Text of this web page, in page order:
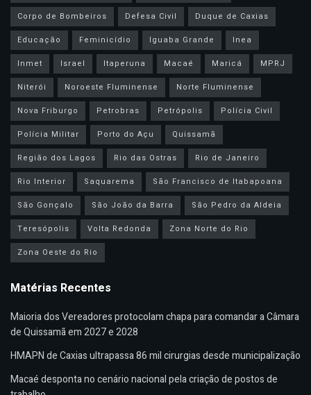
Corpo de Bombeiros
Defesa Civil
Duque de Caxias
Educação
Feminicídio Iguaba Grande
Inea
Inmet
Israel Itaperuna Macaé Maricá
MPRJ
Niterói
Noroeste Fluminense
Norte Fluminense
Nova Friburgo
Petrobras Petrópolis
Polícia Civil
Polícia Militar
Porto do Açu
Quissamã
Região dos Lagos
Rio das Ostras
Rio de Janeiro
Rio Interior
Saquarema
São Francisco de Itabapoana
São Gonçalo
São João da Barra
São Pedro da Aldeia
Teresópolis
Volta Redonda
Zona Norte do Rio
Zona Oeste do Rio
Matérias Recentes
Maioria dos Vereadores protocolam chapa para comandar a Câmara
de Quissamã em 2027 e 2028
HMAPN de Caxias ultrapassa 86 mil cirurgias desde municipalização
Macaé desponta no cenário nacional pela criação de postos de